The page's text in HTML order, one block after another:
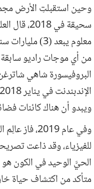
وحين استقبلتِ الأرض
سحيقة في
معلوم يبعد
البروفيسورة شاهي
ويبدو أن هناك كائنات
وفي عام
للفيزياء، وقد ذاعت
الحيَّ الوحيد في الكون هو
متأكد من اكتشاف حياة